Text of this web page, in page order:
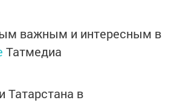
важным и интересным в
Татмедиа
Татарстана в